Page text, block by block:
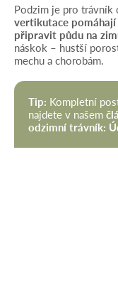
Podzim je pro trávník
vertikutace
připravit půdu na
náskok – hustší
mechu a chorobám.
Tip: Kompletní
najdete v našem
odzimní trávník: